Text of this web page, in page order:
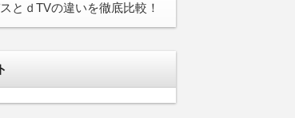
とｄTVの違いを徹底比較！